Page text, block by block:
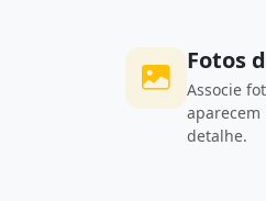
Fotos
Associe
aparecem
detalhe.